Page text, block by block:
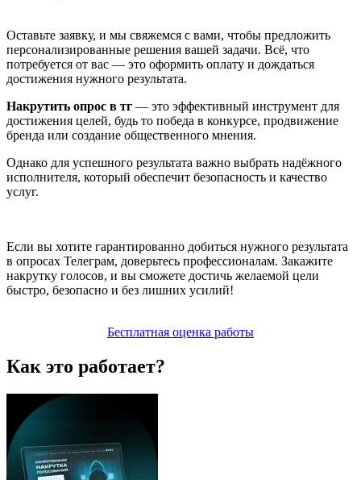
Оставьте заявку, и мы свяжемся с вами, чтобы предложить
персонализированные решения вашей задачи. Всё, что
потребуется от вас — это оформить оплату и дождаться
достижения нужного результата.
Накрутить опрос в тг — это эффективный инструмент для
достижения целей, будь то победа в конкурсе, продвижение
бренда или создание общественного мнения.
Однако для успешного результата важно выбрать надёжного
исполнителя, который обеспечит безопасность и качество
услуг.
Если вы хотите гарантированно добиться нужного результата
в опросах Телеграм, доверьтесь профессионалам. Закажите
накрутку голосов, и вы сможете достичь желаемой цели
быстро, безопасно и без лишних усилий!
Бесплатная оценка работы
Как это работает?